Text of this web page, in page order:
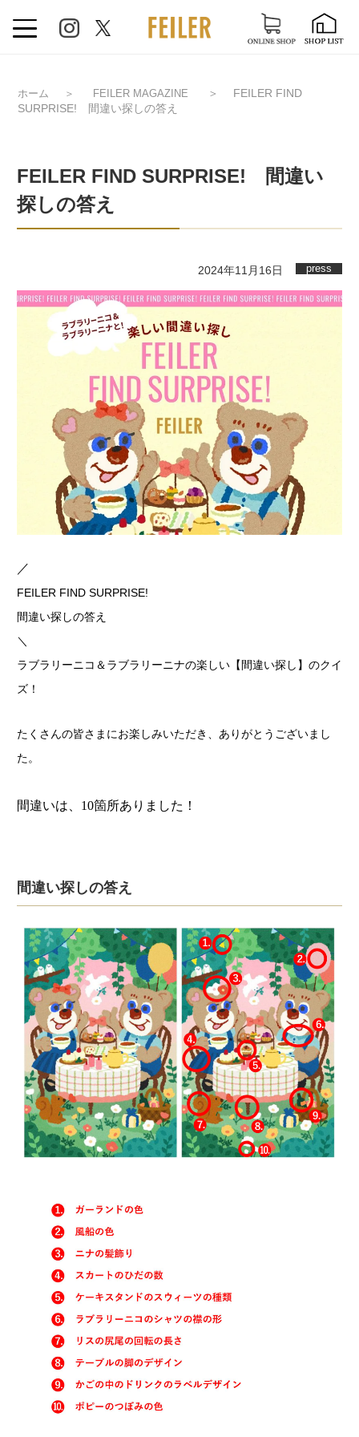
ホーム ＞ FEILER MAGAZINE ＞
FEILER FIND
SURPRISE! 間違い探しの答え
FEILER FIND SURPRISE! 間違い
探しの答え
2024年11月16日 press
／
FEILER FIND SURPRISE!
間違い探しの答え
＼
ラブラリーニコ＆ラブラリーニナの楽しい【間違い探し】のクイ
ズ！
たくさんの皆さまにお楽しみいただき、ありがとうございまし
た。
間違いは、10箇所ありました！
間違い探しの答え